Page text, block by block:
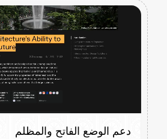
دعم الوضع الفاتح والمظلم